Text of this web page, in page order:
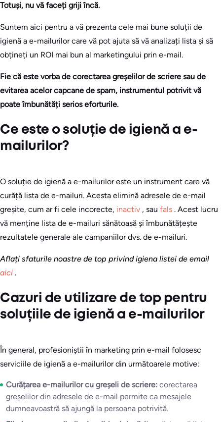
Totuși, nu vă faceți griji încă.
Suntem aici pentru a vă prezenta cele mai bune soluții de
igienă a e-mailurilor care vă pot ajuta să vă analizați lista și să
obțineți un ROI mai bun al marketingului prin e-mail.
Fie că este vorba de corectarea greșelilor de scriere sau de
evitarea acelor capcane de spam, instrumentul potrivit vă
poate îmbunătăți serios eforturile.
Ce este o soluție de igienă a e-
mailurilor?
O soluție de igienă a e-mailurilor este un instrument care vă
curăță lista de e-mailuri. Acesta elimină adresele de e-mail
greșite, cum ar fi cele incorecte, inactiv , sau fals . Acest lucru
vă menține lista de e-mailuri sănătoasă și îmbunătățește
rezultatele generale ale campaniilor dvs. de e-mailuri.
Aflați sfaturile noastre de top privind igiena listei de email
aici .
Cazuri de utilizare de top pentru
soluțiile de igienă a e-mailurilor
În general, profesioniștii în marketing prin e-mail folosesc
serviciile de igienă a e-mailurilor din următoarele motive:
Curățarea e-mailurilor cu greșeli de scriere: corectarea
greșelilor din adresele de e-mail permite ca mesajele
dumneavoastră să ajungă la persoana potrivită.